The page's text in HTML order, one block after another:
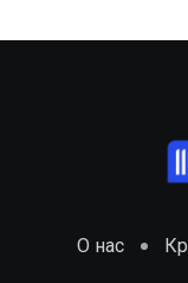
О нас